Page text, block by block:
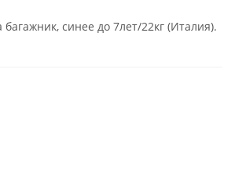
багажник, синее до 7лет/22кг (Италия).